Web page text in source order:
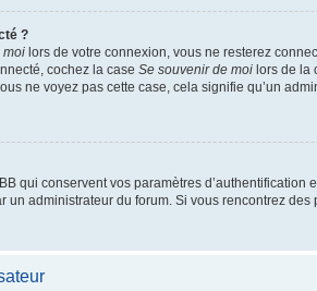
?
moi lors de votre connexion, vous ne resterez
cochez la case Se souvenir de moi lors de la
ne voyez pas cette case, cela signifie qu’un
qui conservent vos paramètres
un administrateur du forum. Si vous rencontrez